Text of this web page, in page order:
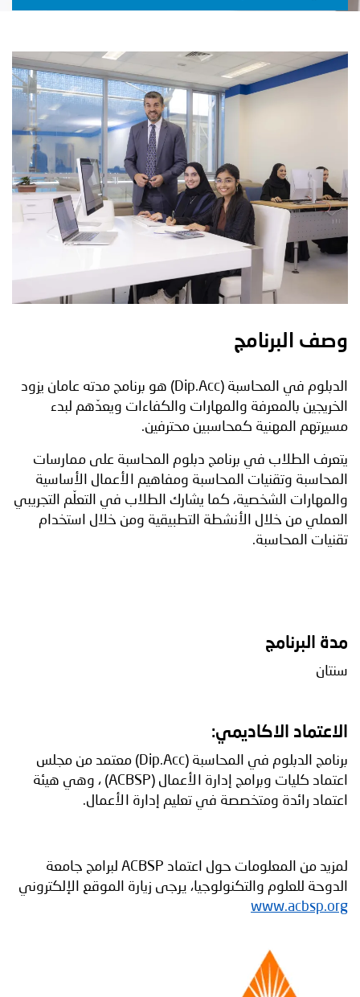
وصف البرنامج
الدبلوم في المحاسبة (Dip.Acc) هو برنامج مدته عامان يزود
الخريجين بالمعرفة والمهارات والكفاءات ويعدّهم لبدء
مسيرتهم المهنية كمحاسبين محترفين.
يتعرف الطلاب في برنامج دبلوم المحاسبة على ممارسات
المحاسبة وتقنيات المحاسبة ومفاهيم الأعمال الأساسية
والمهارات الشخصية، كما يشارك الطلاب في التعلّم التجريبي
العملي من خلال الأنشطة التطبيقية ومن خلال استخدام
تقنيات المحاسبة.
مدة البرنامج
سنتان
الاعتماد الاكاديمي:
برنامج الدبلوم في المحاسبة (Dip.Acc) معتمد من مجلس
اعتماد كليات وبرامج إدارة الأعمال (ACBSP) ، وهي هيئة
اعتماد رائدة ومتخصصة في تعليم إدارة الأعمال.
لمزيد من المعلومات حول اعتماد ACBSP لبرامج جامعة
الدوحة للعلوم والتكنولوجيا، يرجى زيارة الموقع الإلكتروني
www.acbsp.org